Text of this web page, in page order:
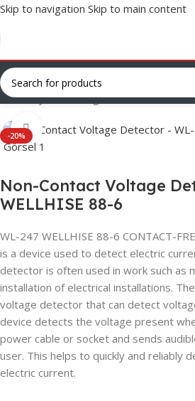
Skip to navigation Skip to main content
Ana Sayfa/Uncategorized
-20%
Click to enlarge
Non-Contact Voltage
WELLHISE 88-6
WL-247 WELLHISE 88-6 CONTACT-
is a device used to detect electric
detector is often used in work such as
installation of electrical installations.
voltage detector that can detect
device detects the voltage present
power cable or socket and sends
user. This helps to quickly and reliably
electric current.